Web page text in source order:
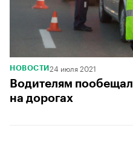
НОВОСТИ 24 июля 2021
Водителям
на дорогах